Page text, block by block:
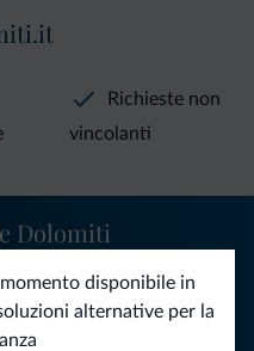
disponibile in
alternative per la
Richieste non
vincolanti
Dolomiti
e news per la tua
Dolomiti.